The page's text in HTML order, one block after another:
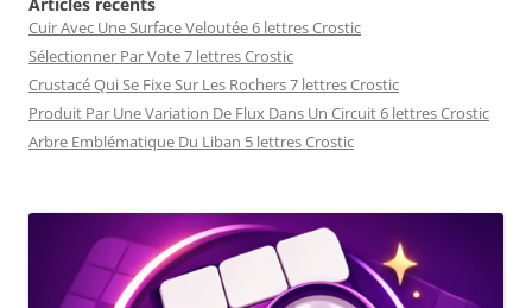
Cuir Avec Une Surface Veloutée 6 lettres Crostic
Sélectionner Par Vote 7 lettres Crostic
Crustacé Qui Se Fixe Sur Les Rochers 7 lettres Crostic
Produit Par Une Variation De Flux Dans Un Circuit 6 lettres Crostic
Arbre Emblématique Du Liban 5 lettres Crostic